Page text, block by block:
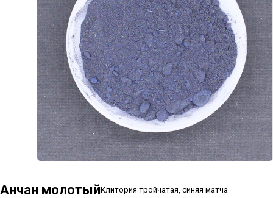
Анчан молотыйКлитория тройчатая, синяя матча